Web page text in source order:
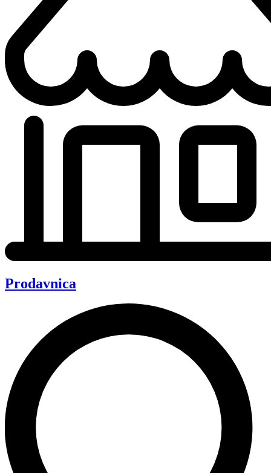
Prodavnica